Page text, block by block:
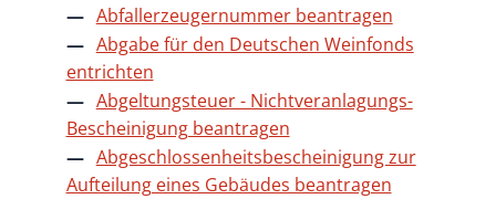
Abfallerzeugernummer beantragen
Abgabe für den Deutschen Weinfonds
entrichten
Abgeltungsteuer - Nichtveranlagungs-
Bescheinigung beantragen
Abgeschlossenheitsbescheinigung zur
Aufteilung eines Gebäudes beantragen